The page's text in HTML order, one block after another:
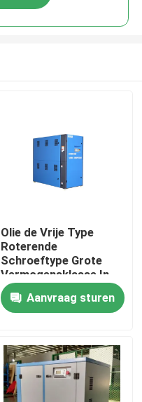
Olie de Vrije Type
Roterende
Schroeftype Grote
Vermogensklasse In
twee stadia van de
Luchtcompressor
Aanvraag sturen